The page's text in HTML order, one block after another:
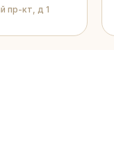
пр-кт, д 1